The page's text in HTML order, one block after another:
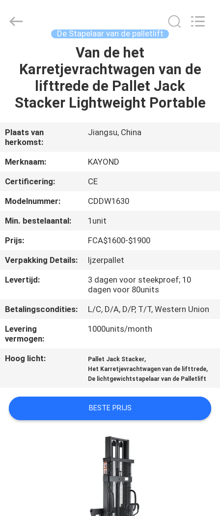
PRODUCTEN
ONGEVEER
ONS
FABRIEKSREIS
KWALITEITSCONTROLE
CONTACTEER
ONS
NIEUWS
VERZOEK
OM EEN
SITEMAP
Co.,Ltd.
De Stapelaar van de palletlift
Van de het
Karretjevrachtwagen van de
lifttrede de Pallet Jack
Stacker Lightweight Portable
Plaats van
herkomst:
Jiangsu, China
Merknaam:
KAYOND
Certificering:
CE
Modelnummer:
CDDW1630
Min. bestelaantal:
1unit
Prijs:
FCA$1600-$1900
Verpakking Details:
Ijzerpallet
Levertijd:
3 dagen voor steekproef; 10
dagen voor 80units
Betalingscondities:
L/C, D/A, D/P, T/T, Western Union
Levering
vermogen:
1000units/month
Hoog licht: Pallet Jack Stacker,
Het Karretjevrachtwagen van de lifttrede,
De lichtgewichtstapelaar van de Palletlift
BESTE PRIJS